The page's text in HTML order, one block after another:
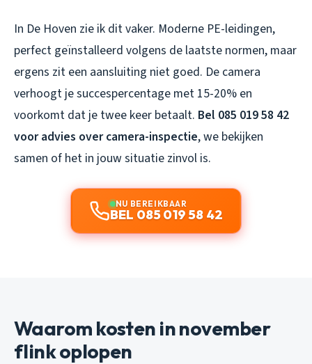
In De Hoven zie ik dit vaker. Moderne PE-leidingen,
perfect geïnstalleerd volgens de laatste normen, maar
ergens zit een aansluiting niet goed. De camera
verhoogt je succespercentage met 15-20% en
voorkomt dat je twee keer betaalt. Bel 085 019 58 42
voor advies over camera-inspectie, we bekijken
samen of het in jouw situatie zinvol is.
NU BEREIKBAAR
BEL 085 019 58 42
Waarom kosten in november
flink oplopen